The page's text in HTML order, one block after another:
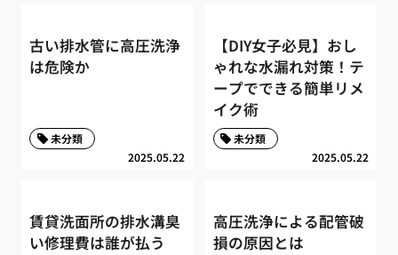
古い排水管に高圧洗浄
は危険か
2025.05.22
未分類
【DIY女子必見】おし
ゃれな水漏れ対策！テ
ープでできる簡単リメ
イク術
2025.05.22
未分類
賃貸洗面所の排水溝臭
い修理費は誰が払う
高圧洗浄による配管破
損の原因とは